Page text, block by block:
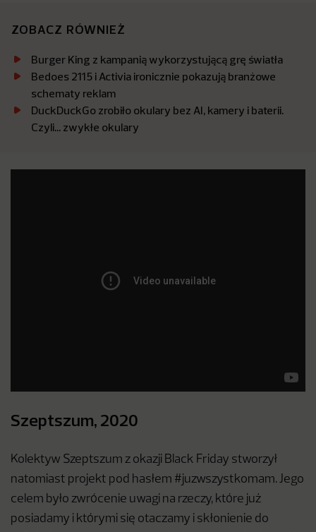
ZOBACZ RÓWNIEŻ
Burger King z kampanią wykorzystującą grę światła
Bedoes 2115 i Activia ironicznie pokazują branżowe
schematy reklam
DuckDuckGo zrobiło okulary bez AI, kamery i baterii.
Czyli… zwykłe okulary
Szeptszum, 2020
Kolektyw Szeptszum z okazji Black Friday stworzył
natomiast projekt pod hasłem #juzwszystkomam. Jego
celem było zwrócenie uwagi na rzeczy, które już
posiadamy i którymi się otaczamy i skłonienie do